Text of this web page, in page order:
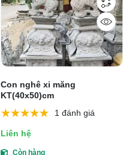
Con nghê xi măng
KT(40x50)cm
1 đánh giá
Liên hệ
Còn hàng